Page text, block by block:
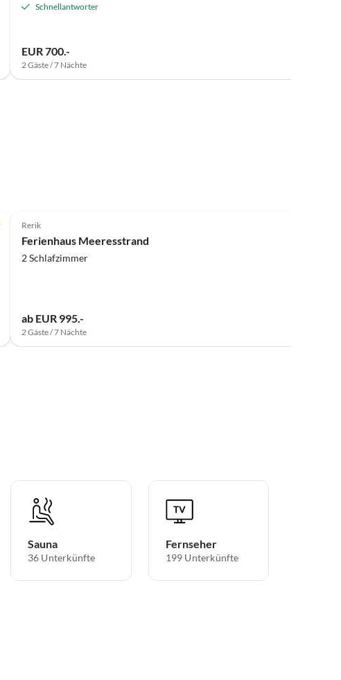
Schnellantworter
EUR 700.-
2 Gäste / 7 Nächte
Rerik
Ferienhaus Meeresstrand
2 Schlafzimmer
ab EUR 995.-
2 Gäste / 7 Nächte
Sauna
36 Unterkünfte
Fernseher
199 Unterkünfte